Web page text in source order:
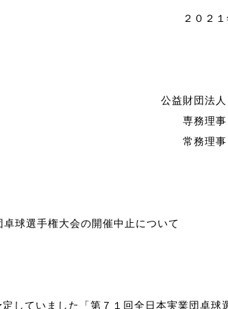
２０２
公益財団法
専務理
常務理
卓球選手権大会の開催中止について
していました「第７１回全日本実業団卓球